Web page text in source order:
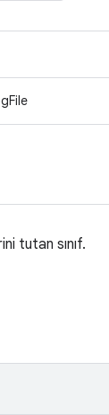
tutan sınıf.